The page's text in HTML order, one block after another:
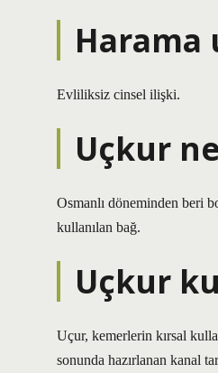
Harama
Evliliksiz cinsel ilişki.
Uçkur
Osmanlı döneminden beri
kullanılan bağ.
Uçkur
Uçur, kemerlerin kırsal
sonunda hazırlanan kanal